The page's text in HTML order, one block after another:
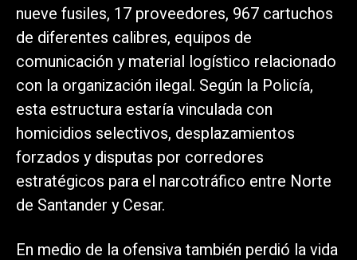
nueve fusiles, 17 proveedores, 967 cartuchos
de diferentes calibres, equipos de
comunicación y material logístico relacionado
con la organización ilegal. Según la Policía,
esta estructura estaría vinculada con
homicidios selectivos, desplazamientos
forzados y disputas por corredores
estratégicos para el narcotráfico entre Norte
de Santander y Cesar.
En medio de la ofensiva también perdió la vida